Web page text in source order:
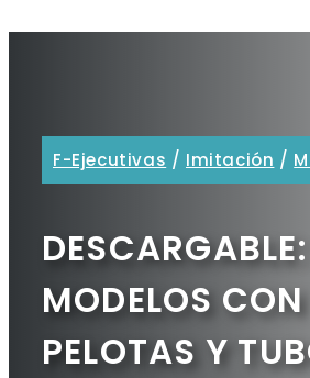
F-Ejecutivas / Imitación /
DESCARGABLE:
MODELOS CON
PELOTAS Y